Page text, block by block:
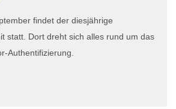
findet der diesjährige
statt. Dort dreht sich alles rund um das
Authentifizierung.